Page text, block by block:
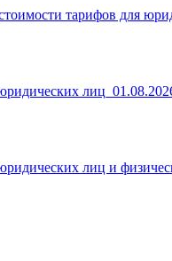
тарифов для
лиц и